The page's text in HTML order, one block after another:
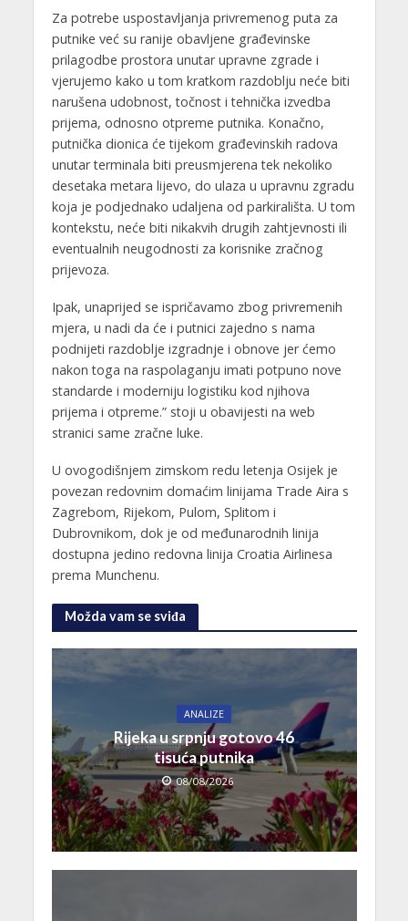
Za potrebe uspostavljanja privremenog puta za
putnike već su ranije obavljene građevinske
prilagodbe prostora unutar upravne zgrade i
vjerujemo kako u tom kratkom razdoblju neće biti
narušena udobnost, točnost i tehnička izvedba
prijema, odnosno otpreme putnika. Konačno,
putnička dionica će tijekom građevinskih radova
unutar terminala biti preusmjerena tek nekoliko
desetaka metara lijevo, do ulaza u upravnu zgradu
koja je podjednako udaljena od parkirališta. U tom
kontekstu, neće biti nikakvih drugih zahtjevnosti ili
eventualnih neugodnosti za korisnike zračnog
prijevoza.
Ipak, unaprijed se ispričavamo zbog privremenih
mjera, u nadi da će i putnici zajedno s nama
podnijeti razdoblje izgradnje i obnove jer ćemo
nakon toga na raspolaganju imati potpuno nove
standarde i moderniju logistiku kod njihova
prijema i otpreme.” stoji u obavijesti na web
stranici same zračne luke.
U ovogodišnjem zimskom redu letenja Osijek je
povezan redovnim domaćim linijama Trade Aira s
Zagrebom, Rijekom, Pulom, Splitom i
Dubrovnikom, dok je od međunarodnih linija
dostupna jedino redovna linija Croatia Airlinesa
prema Munchenu.
Možda vam se sviđa
ANALIZE
Rijeka u srpnju gotovo 46
tisuća putnika
08/08/2026